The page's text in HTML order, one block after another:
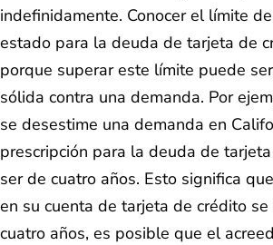
indefinidamente. Conocer el límite
estado para la deuda de tarjeta de
porque superar este límite puede
sólida contra una demanda. Por
se desestime una demanda en
prescripción para la deuda de
ser de cuatro años. Esto significa
en su cuenta de tarjeta de crédito se
cuatro años, es posible que el